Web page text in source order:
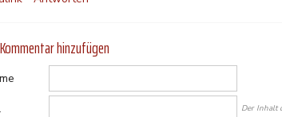
hinzufügen
Der Inhalt